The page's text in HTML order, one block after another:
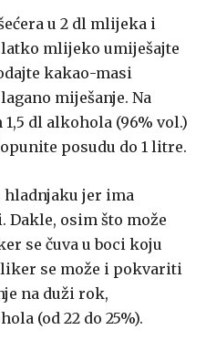
u 2 dl mlijeka i
mlijeko umiješajte
kakao-masi
miješanje. Na
dl alkohola (96% vol.)
posudu do 1 litre.
hladnjaku jer ima
osim što može
se čuva u boci koju
se može i pokvariti
na duži rok,
(od 22 do 25%).